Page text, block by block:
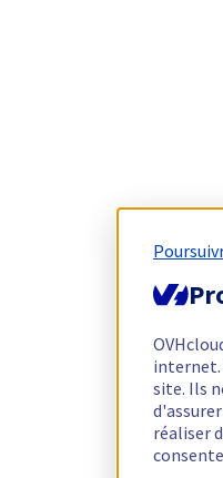
internet.
site. Ils
réaliser